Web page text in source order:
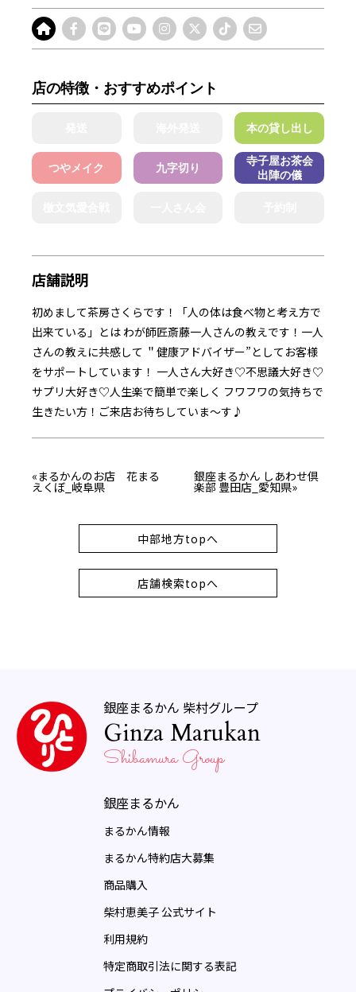
店の特徴・おすすめポイント
本の貸し出し
つやメイク 九字切り
寺子屋お茶会
出陣の儀
店舗説明
初めまして茶房さくらです！「人の体は食べ物と考え方で
出来ている」とは わが師匠斎藤一人さんの教えです！一人
さんの教えに共感して ＂健康アドバイザー”としてお客様
をサポートしています！ 一人さん大好き♡不思議大好き♡
サプリ大好き♡人生楽で簡単で楽しく フワフワの気持ちで
生きたい方！ご来店お待ちしていま～す♪
«まるかんのお店 花まる
えくぼ_岐阜県
銀座まるかん しあわせ倶
楽部 豊田店_愛知県»
中部地方topへ
店舗検索topへ
銀座まるかん 柴村グループ
Ginza Marukan
Shibamura Group
銀座まるかん
まるかん情報
まるかん特約店大募集
商品購入
柴村恵美子 公式サイト
利用規約
特定商取引法に関する表記